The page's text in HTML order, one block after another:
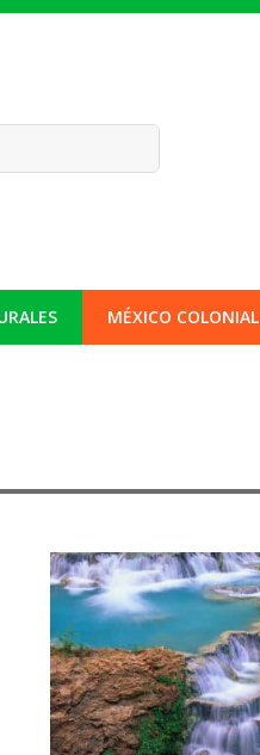
MÉXICO COLONIAL